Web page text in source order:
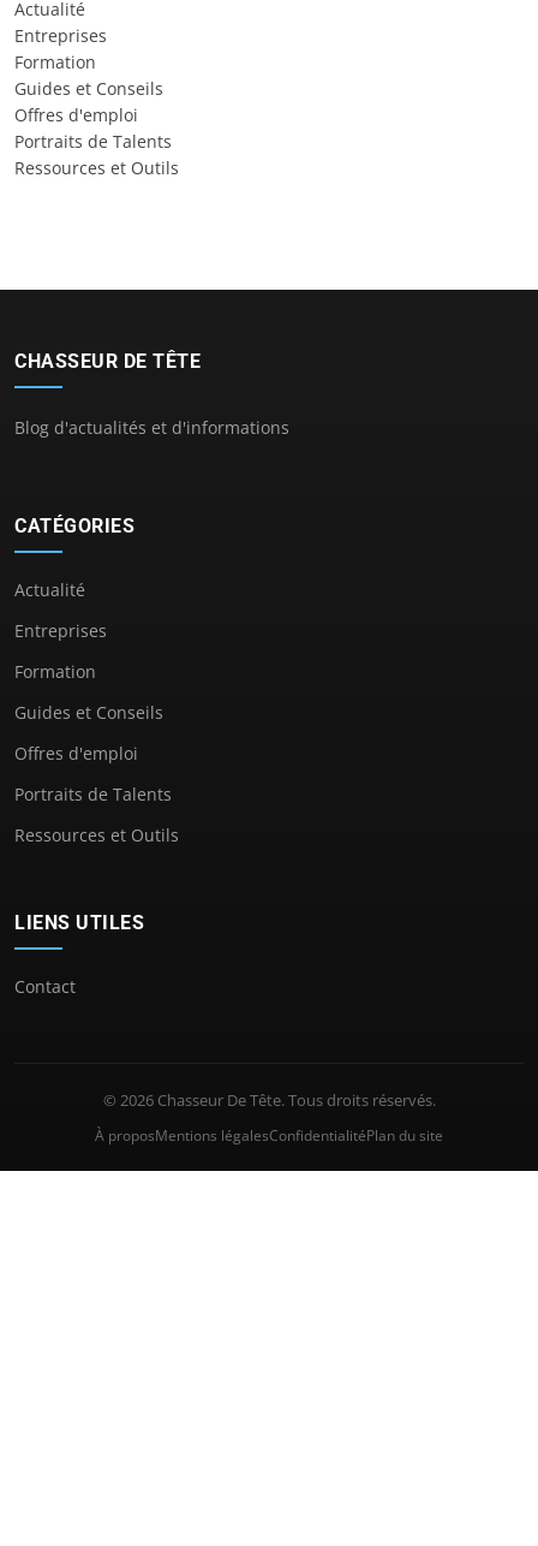
Actualité
Entreprises
Formation
Guides et Conseils
Offres d'emploi
Portraits de Talents
Ressources et Outils
CHASSEUR DE TÊTE
Blog d'actualités et d'informations
CATÉGORIES
Actualité
Entreprises
Formation
Guides et Conseils
Offres d'emploi
Portraits de Talents
Ressources et Outils
LIENS UTILES
Contact
© 2026 Chasseur De Tête. Tous droits réservés.
À proposMentions légalesConfidentialitéPlan du site